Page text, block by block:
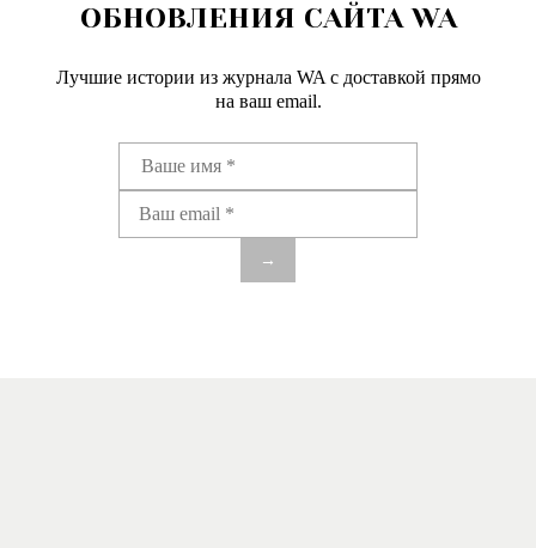
ОБНОВЛЕНИЯ САЙТА WA
Лучшие истории из журнала WA c доставкой прямо
на ваш email.
→